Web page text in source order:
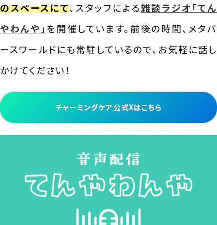
のスペースにて、スタッフによる雑談ラジオ「てん
やわんや」 を開催しています。前後の時間、メタバ
ースワールドにも常駐しているので、お気軽に話し
かけてください！
チャーミングケア公式Xはこちら